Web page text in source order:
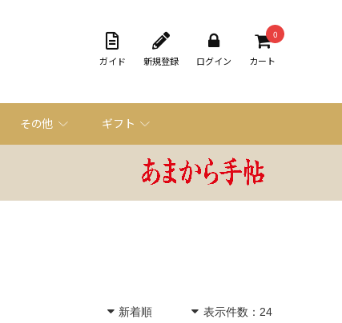
ガイド 新規登録 ログイン
0
カート
その他 ギフト